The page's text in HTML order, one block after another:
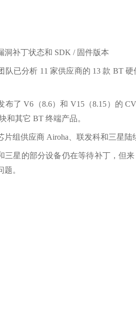
洞补丁状态和 SDK / 固件版本
队已分析 11 家供应商的 13 款 BT
布了 V6（8.6）和 V15（8.15）的
和其它 BT 终端产品。
片组供应商 Airoha、联发科和三星
三星的部分设备仍在等待补丁，但
。